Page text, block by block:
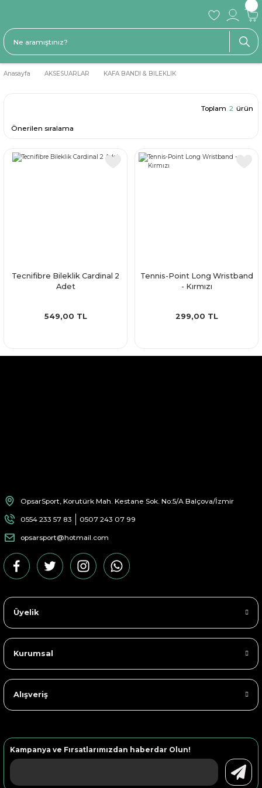
Anasayfa AKSESUARLAR KAFA BANDI & BILEKLIK
Toplam 2 ürün
Tecnifibre Bileklik Cardinal 2
Adet
549,00 TL
Tennis-Point Long Wristband
- Kırmızı
299,00 TL
OpsarSport, Korutürk Mah. Kestane Sok. No:5/A Balçova/İzmir
0554 233 57 83 0507 243 07 99
opsarsport@hotmail.com
Üyelik
Kurumsal
Alışveriş
Kampanya ve Fırsatlarımızdan haberdar Olun!